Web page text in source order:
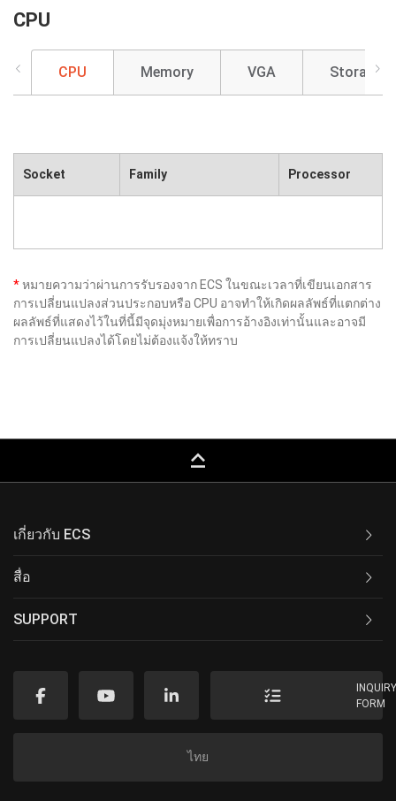
CPU
CPU Memory VGA Storage
Socket Family Processor
*หมายความว่าผ่านการรับรองจาก ECS ในขณะเวลาที่เขียนเอกสาร
การเปลี่ยนแปลงส่วนประกอบหรือ CPU อาจทำให้เกิดผลลัพธ์ที่แตกต่าง
ผลลัพธ์ที่แสดงไว้ในที่นี้มีจุดมุ่งหมายเพื่อการอ้างอิงเท่านั้นและอาจมี
การเปลี่ยนแปลงได้โดยไม่ต้องแจ้งให้ทราบ
keyboard_capslock
เกี่ยวกับ ECS
สื่อ
SUPPORT
FORM
ไทย